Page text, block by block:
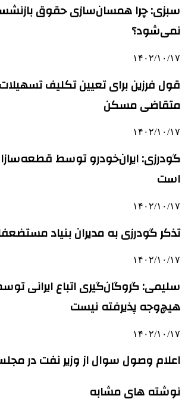
سبزی: چرا همسان‌سازی حقوق
نمی‌شود؟
۱۴۰۲/۱۰/۱۷
متقاضی مسکن
۱۴۰۲/۱۰/۱۷
گودرزی: ایران‌خودرو توسط
است
۱۴۰۲/۱۰/۱۷
تذکر گودرزی به مدیران بنیاد
۱۴۰۲/۱۰/۱۷
سلیمی: گروگان‌گیری اتباع ایرانی توسط
هیچ‌وجه پذیرفته نیست
۱۴۰۲/۱۰/۱۷
اعلام وصول سوال از وزیر نفت در
نوشته های مشابه